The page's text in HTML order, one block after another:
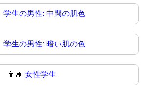
学生の男性: 中間の肌色
学生の男性: 暗い肌の色
👩‍🎓 女性学生